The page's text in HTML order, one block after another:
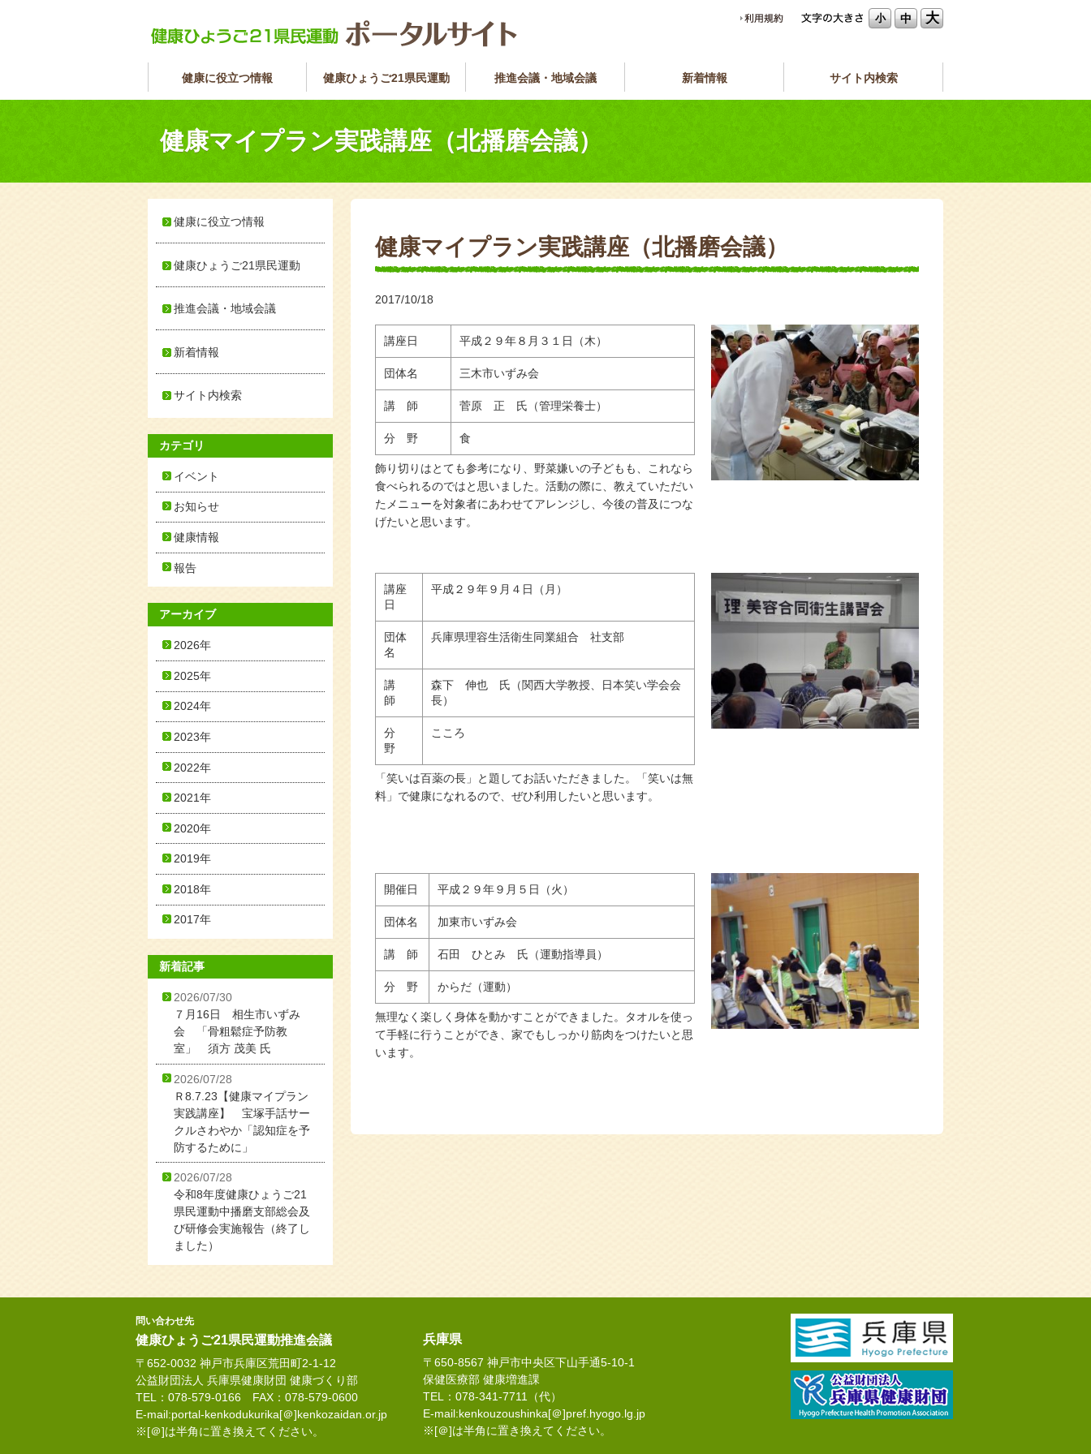
小 中 大
健康に役立つ情報 健康ひょうご21県民運動 推進会議・地域会議 新着情報 サイト内検索
健康マイプラン実践講座（北播磨会議）
健康マイプラン実践講座（北播磨会議）
2017/10/18
講座日 平成２９年８月３１日（木）
団体名 三木市いずみ会
講 師 菅原 正 氏（管理栄養士）
分 野 食
飾り切りはとても参考になり、野菜嫌いの子どもも、これなら
食べられるのではと思いました。活動の際に、教えていただい
たメニューを対象者にあわせてアレンジし、今後の普及につな
げたいと思います。
講座
日
平成２９年９月４日（月）
団体
名
兵庫県理容生活衛生同業組合 社支部
講
師
森下 伸也 氏（関西大学教授、日本笑い学会会
長）
分
野
こころ
「笑いは百薬の長」と題してお話いただきました。「笑いは無
料」で健康になれるので、ぜひ利用したいと思います。
開催日 平成２９年９月５日（火）
団体名 加東市いずみ会
講 師 石田 ひとみ 氏（運動指導員）
分 野 からだ（運動）
無理なく楽しく身体を動かすことができました。タオルを使っ
て手軽に行うことができ、家でもしっかり筋肉をつけたいと思
います。
健康に役立つ情報
健康ひょうご21県民運動
推進会議・地域会議
新着情報
サイト内検索
カテゴリ
イベント
お知らせ
健康情報
報告
アーカイブ
2026年
2025年
2024年
2023年
2022年
2021年
2020年
2019年
2018年
2017年
新着記事
2026/07/30
７月16日 相生市いずみ
会 「骨粗鬆症予防教
室」 須方 茂美 氏
2026/07/28
Ｒ8.7.23【健康マイプラン
実践講座】 宝塚手話サー
クルさわやか「認知症を予
防するために」
2026/07/28
令和8年度健康ひょうご21
県民運動中播磨支部総会及
び研修会実施報告（終了し
ました）
問い合わせ先
健康ひょうご21県民運動推進会議
〒652-0032 神戸市兵庫区荒田町2-1-12
公益財団法人 兵庫県健康財団 健康づくり部
TEL：078-579-0166 FAX：078-579-0600
E-mail:portal-kenkodukurika[＠]kenkozaidan.or.jp
※[＠]は半角に置き換えてください。
兵庫県
〒650-8567 神戸市中央区下山手通5-10-1
保健医療部 健康増進課
TEL：078-341-7711（代）
E-mail:kenkouzoushinka[＠]pref.hyogo.lg.jp
※[＠]は半角に置き換えてください。